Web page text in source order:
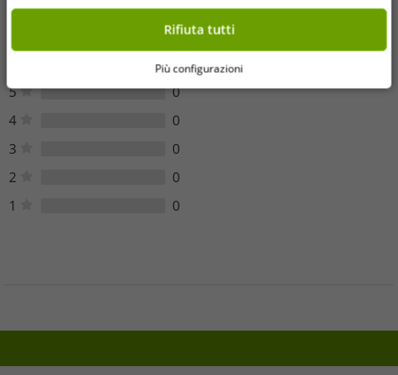
Sfortunatamente, non ci sono recensioni dei clienti per questo
articolo.
5
0
4
0
3
0
2
0
1
0
Rifiuta tutti
Più configurazioni